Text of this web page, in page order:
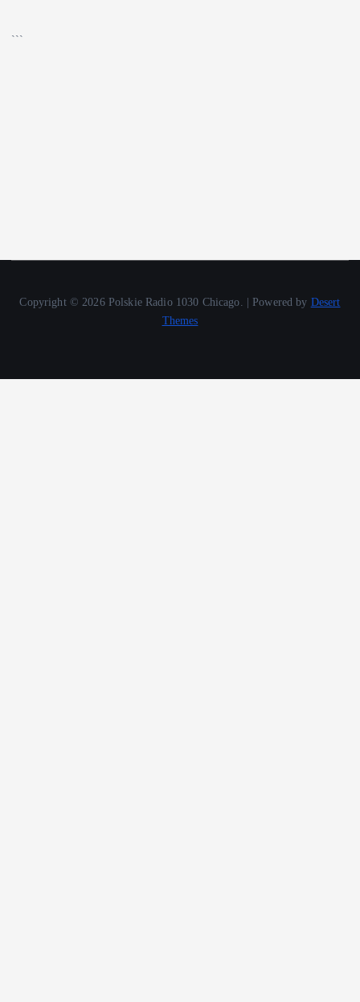
```
Copyright © 2026 Polskie Radio 1030 Chicago. | Powered by Desert
Themes